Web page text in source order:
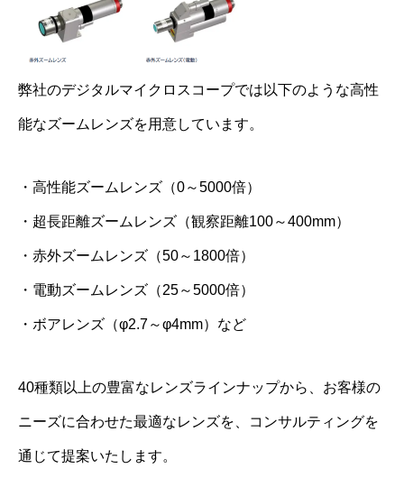
弊社のデジタルマイクロスコープでは以下のような高性
能なズームレンズを用意しています。
・高性能ズームレンズ（0～5000倍）
・超長距離ズームレンズ（観察距離100～400mm）
・赤外ズームレンズ（50～1800倍）
・電動ズームレンズ（25～5000倍）
・ボアレンズ（φ2.7～φ4mm）など
40種類以上の豊富なレンズラインナップから、お客様の
ニーズに合わせた最適なレンズを、コンサルティングを
通じて提案いたします。